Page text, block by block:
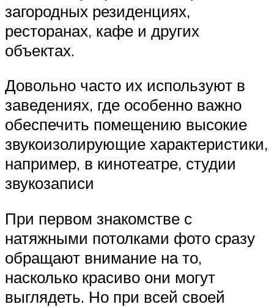
загородных резиденциях,
ресторанах, кафе и других
объектах.
Довольно часто их используют в
заведениях, где особенно важно
обеспечить помещению высокие
звукоизолирующие характеристики,
например, в кинотеатре, студии
звукозаписи
При первом знакомстве с
натяжными потолками фото сразу
обращают внимание на то,
насколько красиво они могут
выглядеть. Но при всей своей